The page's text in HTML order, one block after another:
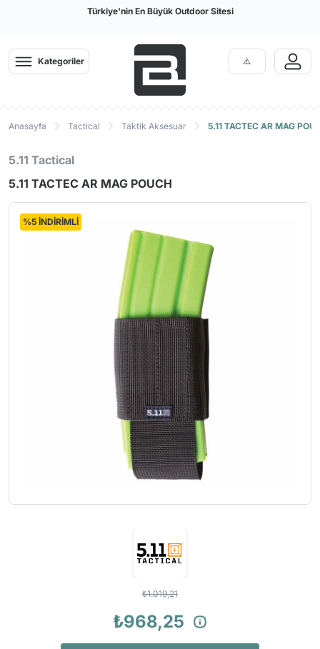
Türkiye'nin En Büyük Outdoor Sitesi
Kategoriler
Anasayfa Tactical Taktik Aksesuar 5.11 TACTEC AR MAG
5.11 Tactical
5.11 TACTEC AR MAG POUCH
%5 İNDİRİMLİ
₺1.019,21
₺968,25